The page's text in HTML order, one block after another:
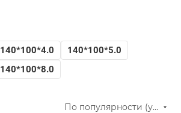
140*100*4.0
140*100*5.0
140*100*8.0
По популярности (убывание)